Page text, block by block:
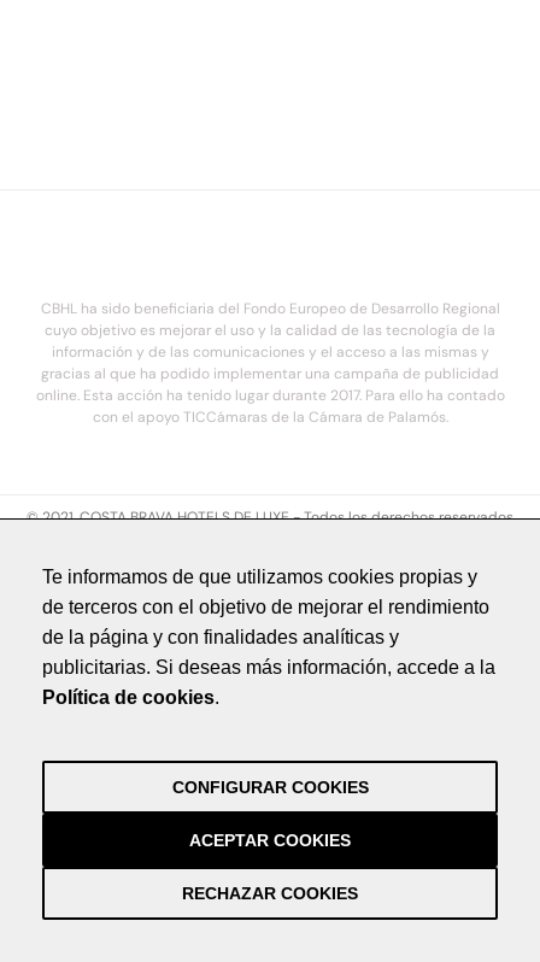
CBHL ha sido beneficiaria del Fondo Europeo de Desarrollo Regional
cuyo objetivo es mejorar el uso y la calidad de las tecnología de la
información y de las comunicaciones y el acceso a las mismas y
gracias al que ha podido implementar una campaña de publicidad
online. Esta acción ha tenido lugar durante 2017. Para ello ha contado
con el apoyo TICCámaras de la Cámara de Palamós.
© 2021. COSTA BRAVA HOTELS DE LUXE - Todos los derechos reservados
Aviso legal
Política de privacidad
Política de cookies
by NEORG
Política de cookies
Te informamos de que utilizamos cookies propias y
de terceros con el objetivo de mejorar el rendimiento
de la página y con finalidades analíticas y
publicitarias. Si deseas más información, accede a la
Política de cookies.
CONFIGURAR COOKIES
RECHAZAR COOKIES
ACEPTAR COOKIES